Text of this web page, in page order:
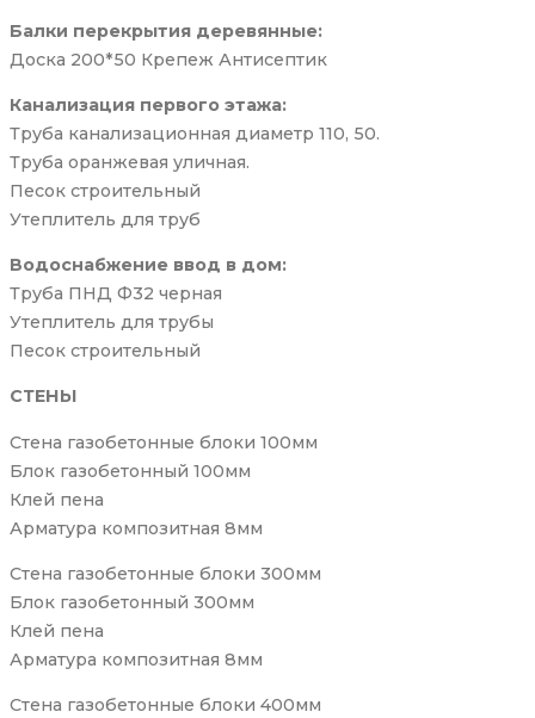
Балки перекрытия деревянные:
Доска 200*50 Крепеж Антисептик
Канализация первого этажа:
Труба канализационная диаметр 110, 50.
Труба оранжевая уличная.
Песок строительный
Утеплитель для труб
Водоснабжение ввод в дом:
Труба ПНД Ф32 черная
Утеплитель для трубы
Песок строительный
СТЕНЫ
Стена газобетонные блоки 100мм
Блок газобетонный 100мм
Клей пена
Арматура композитная 8мм
Стена газобетонные блоки 300мм
Блок газобетонный 300мм
Клей пена
Арматура композитная 8мм
Стена газобетонные блоки 400мм